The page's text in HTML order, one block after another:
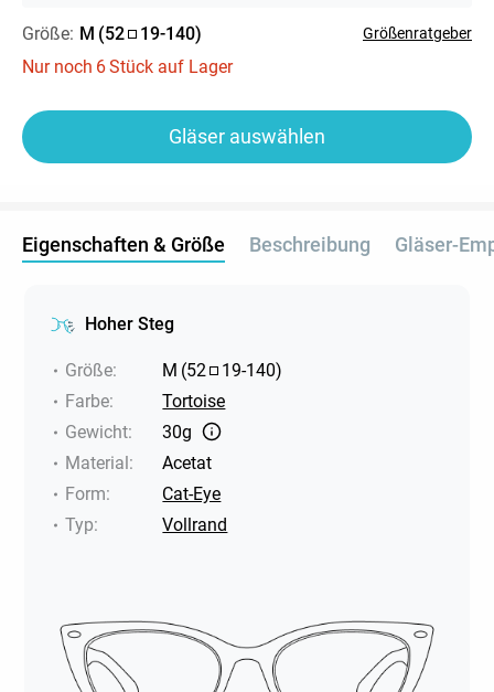
Größe: M (52 19-140) Größenratgeber
Nur noch 6Stück auf Lager
Gläser auswählen
Eigenschaften & Größe Beschreibung Gläser-
Hoher Steg
Größe: M (52 19-140)
Farbe:
Tortoise
Gewicht:
30g
Material:
Acetat
Form:
Cat-Eye
Typ: Vollrand